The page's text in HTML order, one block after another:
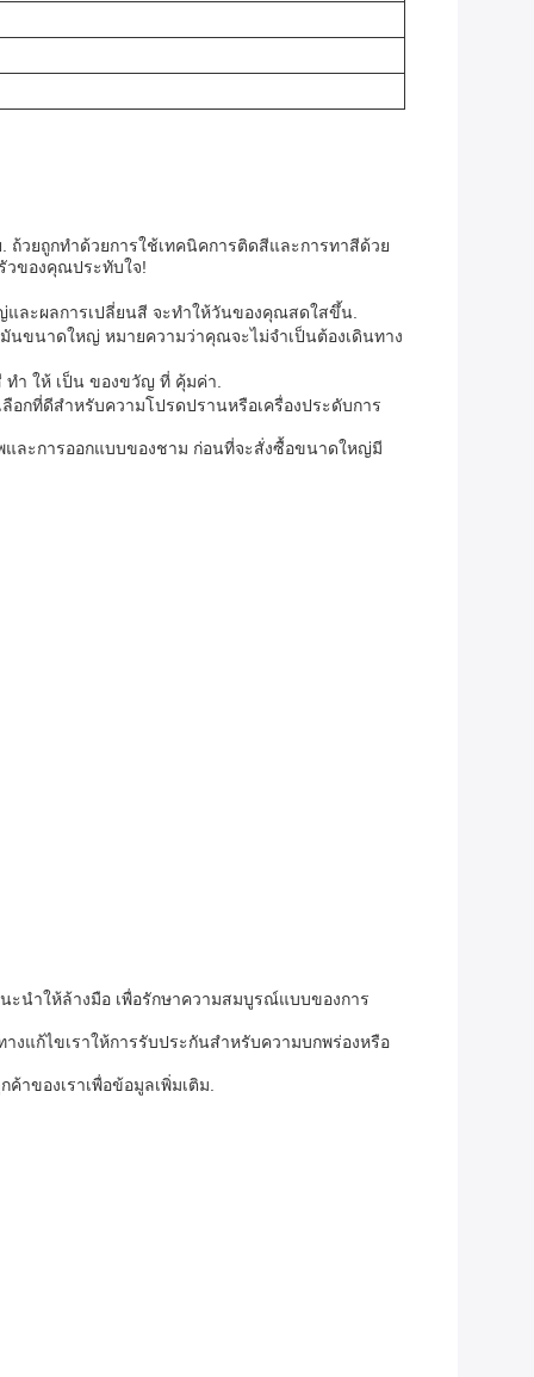
วยถูกทําด้วยการใช้เทคนิคการติดสีและการทาสีด้วย
วของคุณประทับใจ!
ละผลการเปลี่ยนสี จะทําให้วันของคุณสดใสขึ้น.
นขนาดใหญ่ หมายความว่าคุณจะไม่จําเป็นต้องเดินทาง
า ให้ เป็น ของขวัญ ที่ คุ้มค่า.
อกที่ดีสําหรับความโปรดปรานหรือเครื่องประดับการ
และการออกแบบของชาม ก่อนที่จะสั่งซื้อขนาดใหญ่มี
ะนําให้ล้างมือ เพื่อรักษาความสมบูรณ์แบบของการ
แก้ไขเราให้การรับประกันสําหรับความบกพร่องหรือ
ของเราเพื่อข้อมูลเพิ่มเติม.